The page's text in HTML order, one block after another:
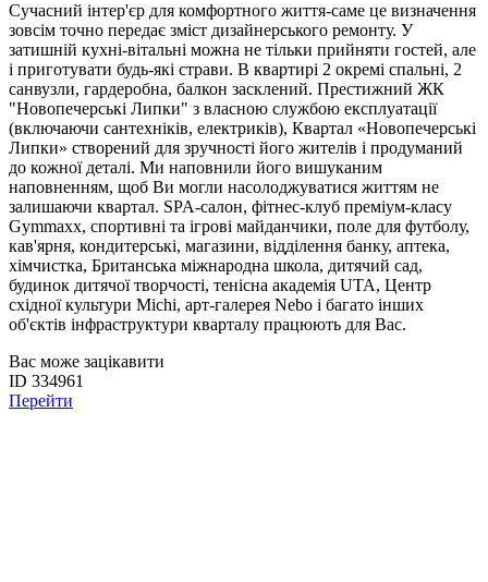
Сучасний інтер'єр для комфортного життя-саме це визначення
зовсім точно передає зміст дизайнерського ремонту. У
затишній кухні-вітальні можна не тільки прийняти гостей, але
і приготувати будь-які страви. В квартирі 2 окремі спальні, 2
санвузли, гардеробна, балкон засклений. Престижний ЖК
"Новопечерські Липки" з власною службою експлуатації
(включаючи сантехніків, електриків), Квартал «Новопечерські
Липки» створений для зручності його жителів і продуманий
до кожної деталі. Ми наповнили його вишуканим
наповненням, щоб Ви могли насолоджуватися життям не
залишаючи квартал. SPA-салон, фітнес-клуб преміум-класу
Gymmaxx, спортивні та ігрові майданчики, поле для футболу,
кав'ярня, кондитерські, магазини, відділення банку, аптека,
хімчистка, Британська міжнародна школа, дитячий сад,
будинок дитячої творчості, тенісна академія UTA, Центр
східної культури Michi, арт-галерея Nebo і багато інших
об'єктів інфраструктури кварталу працюють для Вас.
Вас може зацікавити
ID 334961
Перейти